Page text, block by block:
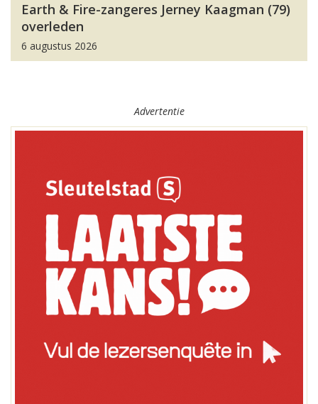
Earth & Fire-zangeres Jerney Kaagman (79)
overleden
6 augustus 2026
Advertentie